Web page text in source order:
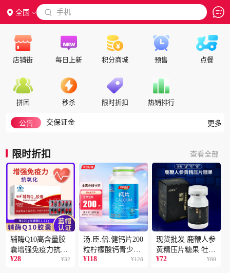
全国  手机
店铺街 每日上新 积分商城 预售 点餐
拼团 秒杀 限时折扣 热销排行
公告
隐私政策
交保证金
积分细则
积分兑换说明
如何搜索
更多
限时折扣 查看全部
辅酶Q10高含量胶
囊增强免疫力抗氧
化蓝帽保健食品批
¥28 ¥32
汤.臣.倍.健钙片200
粒柠檬酸钙青少年
成人补钙骨骼健康
¥118 ¥128
现货批发 鹿鞭人参
黄精压片糖果 牡蛎
片 男性片剂人参黄
¥72 ¥80